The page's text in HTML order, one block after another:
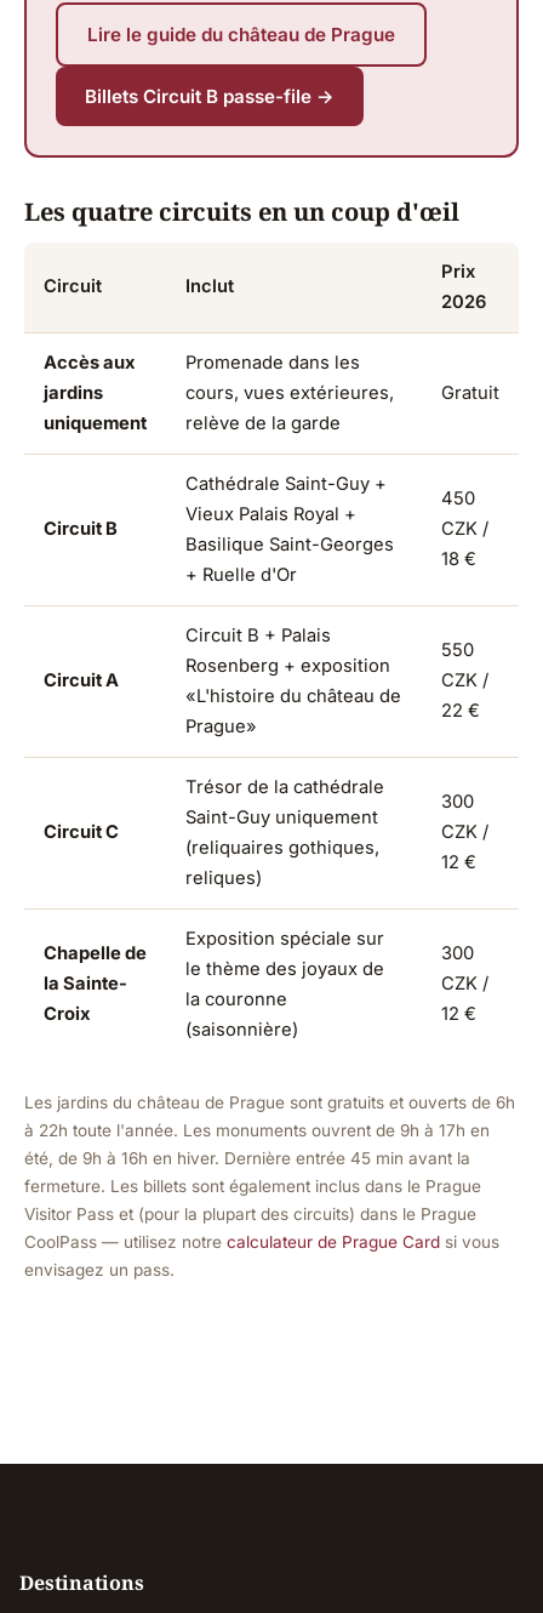
Lire le guide du château de Prague
Billets Circuit B passe-file →
Les quatre circuits en un coup d'œil
Circuit Inclut
Prix
2026
Accès aux
jardins
uniquement
Promenade dans les
cours, vues extérieures,
relève de la garde
Gratuit
Circuit B
Cathédrale Saint-Guy +
Vieux Palais Royal +
Basilique Saint-Georges
+ Ruelle d'Or
450
CZK /
18 €
Circuit A
Circuit B + Palais
Rosenberg + exposition
«L'histoire du château de
Prague»
550
CZK /
22 €
Circuit C
Trésor de la cathédrale
Saint-Guy uniquement
(reliquaires gothiques,
reliques)
300
CZK /
12 €
Chapelle de
la Sainte-
Croix
Exposition spéciale sur
le thème des joyaux de
la couronne
(saisonnière)
300
CZK /
12 €
Les jardins du château de Prague sont gratuits et ouverts de 6h
à 22h toute l'année. Les monuments ouvrent de 9h à 17h en
été, de 9h à 16h en hiver. Dernière entrée 45 min avant la
fermeture. Les billets sont également inclus dans le Prague
Visitor Pass et (pour la plupart des circuits) dans le Prague
CoolPass — utilisez notre calculateur de Prague Card si vous
envisagez un pass.
Destinations